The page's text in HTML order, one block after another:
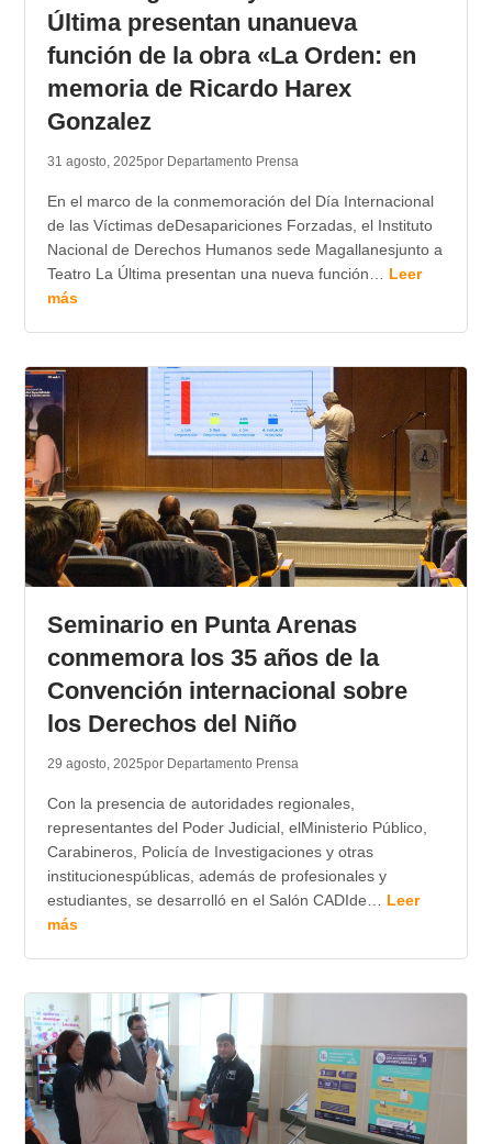
Última presentan unanueva
función de la obra «La Orden: en
memoria de Ricardo Harex
Gonzalez
31 agosto, 2025por Departamento Prensa
En el marco de la conmemoración del Día Internacional
de las Víctimas deDesapariciones Forzadas, el Instituto
Nacional de Derechos Humanos sede Magallanesjunto a
Teatro La Última presentan una nueva función… Leer
más
Seminario en Punta Arenas
conmemora los 35 años de la
Convención internacional sobre
los Derechos del Niño
29 agosto, 2025por Departamento Prensa
Con la presencia de autoridades regionales,
representantes del Poder Judicial, elMinisterio Público,
Carabineros, Policía de Investigaciones y otras
institucionespúblicas, además de profesionales y
estudiantes, se desarrolló en el Salón CADIde… Leer
más